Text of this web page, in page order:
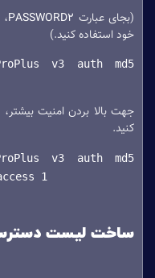
(بجای عبارتPASSWORD2
خود استفاده کنید.)
v3 auth md5
کنید.
v3 auth md5
access 1
ساخت لیست